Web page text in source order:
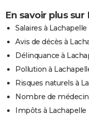
En savoir plus sur
Salaires à Lachapelle
Avis de décès à
Délinquance à
Pollution à
Risques naturels à
Nombre de
Impôts à Lachapelle